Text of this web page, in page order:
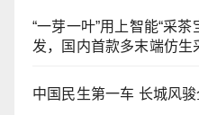
“一芽一叶”用上智能“采
发，国内首款多末端仿生
中国民生第一车 长城风